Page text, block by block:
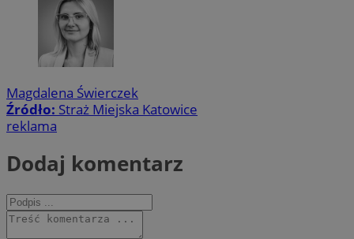
Magdalena Świerczek
Źródło: Straż Miejska Katowice
reklama
Dodaj komentarz